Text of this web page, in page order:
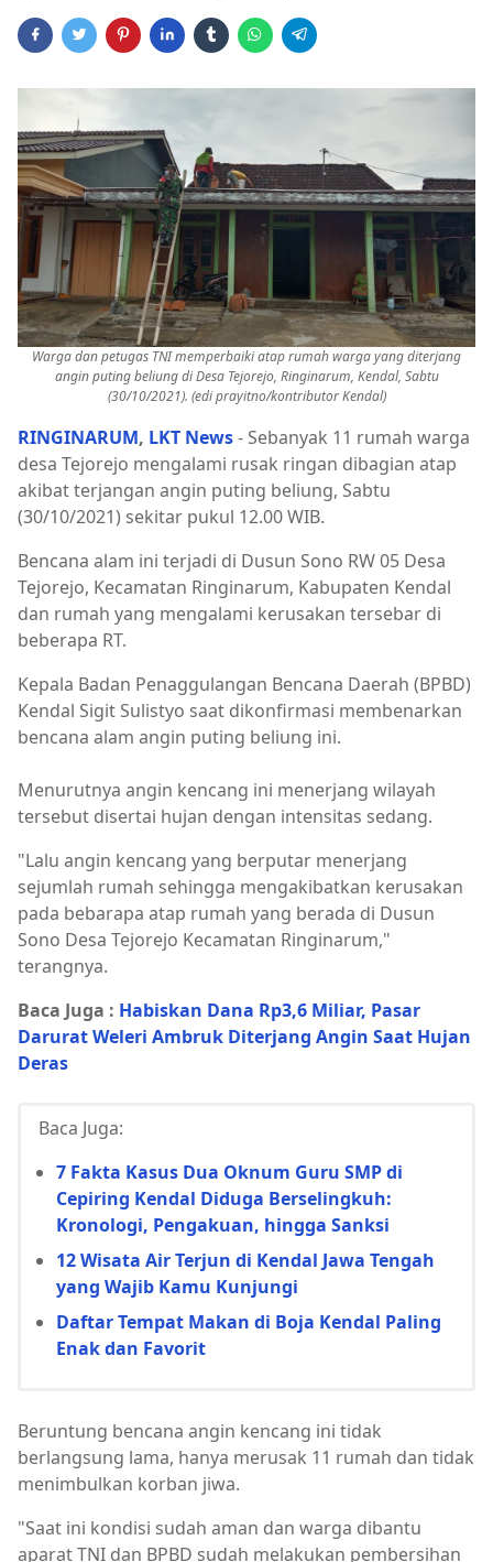
Warga dan petugas TNI memperbaiki atap rumah warga yang diterjang
angin puting beliung di Desa Tejorejo, Ringinarum, Kendal, Sabtu
(30/10/2021). (edi prayitno/kontributor Kendal)
RINGINARUM, LKT News- Sebanyak 11 rumah warga
desa Tejorejo mengalami rusak ringan dibagian atap
akibat terjangan angin puting beliung, Sabtu
(30/10/2021) sekitar pukul 12.00 WIB.
Bencana alam ini terjadi di Dusun Sono RW 05 Desa
Tejorejo, Kecamatan Ringinarum, Kabupaten Kendal
dan rumah yang mengalami kerusakan tersebar di
beberapa RT.
Kepala Badan Penaggulangan Bencana Daerah (BPBD)
Kendal Sigit Sulistyo saat dikonfirmasi membenarkan
bencana alam angin puting beliung ini.
Menurutnya angin kencang ini menerjang wilayah
tersebut disertai hujan dengan intensitas sedang.
"Lalu angin kencang yang berputar menerjang
sejumlah rumah sehingga mengakibatkan kerusakan
pada bebarapa atap rumah yang berada di Dusun
Sono Desa Tejorejo Kecamatan Ringinarum,"
terangnya.
Baca Juga : Habiskan Dana Rp3,6 Miliar, Pasar
Darurat Weleri Ambruk Diterjang Angin Saat Hujan
Deras
Baca Juga:
7 Fakta Kasus Dua Oknum Guru SMP di
Cepiring Kendal Diduga Berselingkuh:
Kronologi, Pengakuan, hingga Sanksi
12 Wisata Air Terjun di Kendal Jawa Tengah
yang Wajib Kamu Kunjungi
Daftar Tempat Makan di Boja Kendal Paling
Enak dan Favorit
Beruntung bencana angin kencang ini tidak
berlangsung lama, hanya merusak 11 rumah dan tidak
menimbulkan korban jiwa.
"Saat ini kondisi sudah aman dan warga dibantu
aparat TNI dan BPBD sudah melakukan pembersihan